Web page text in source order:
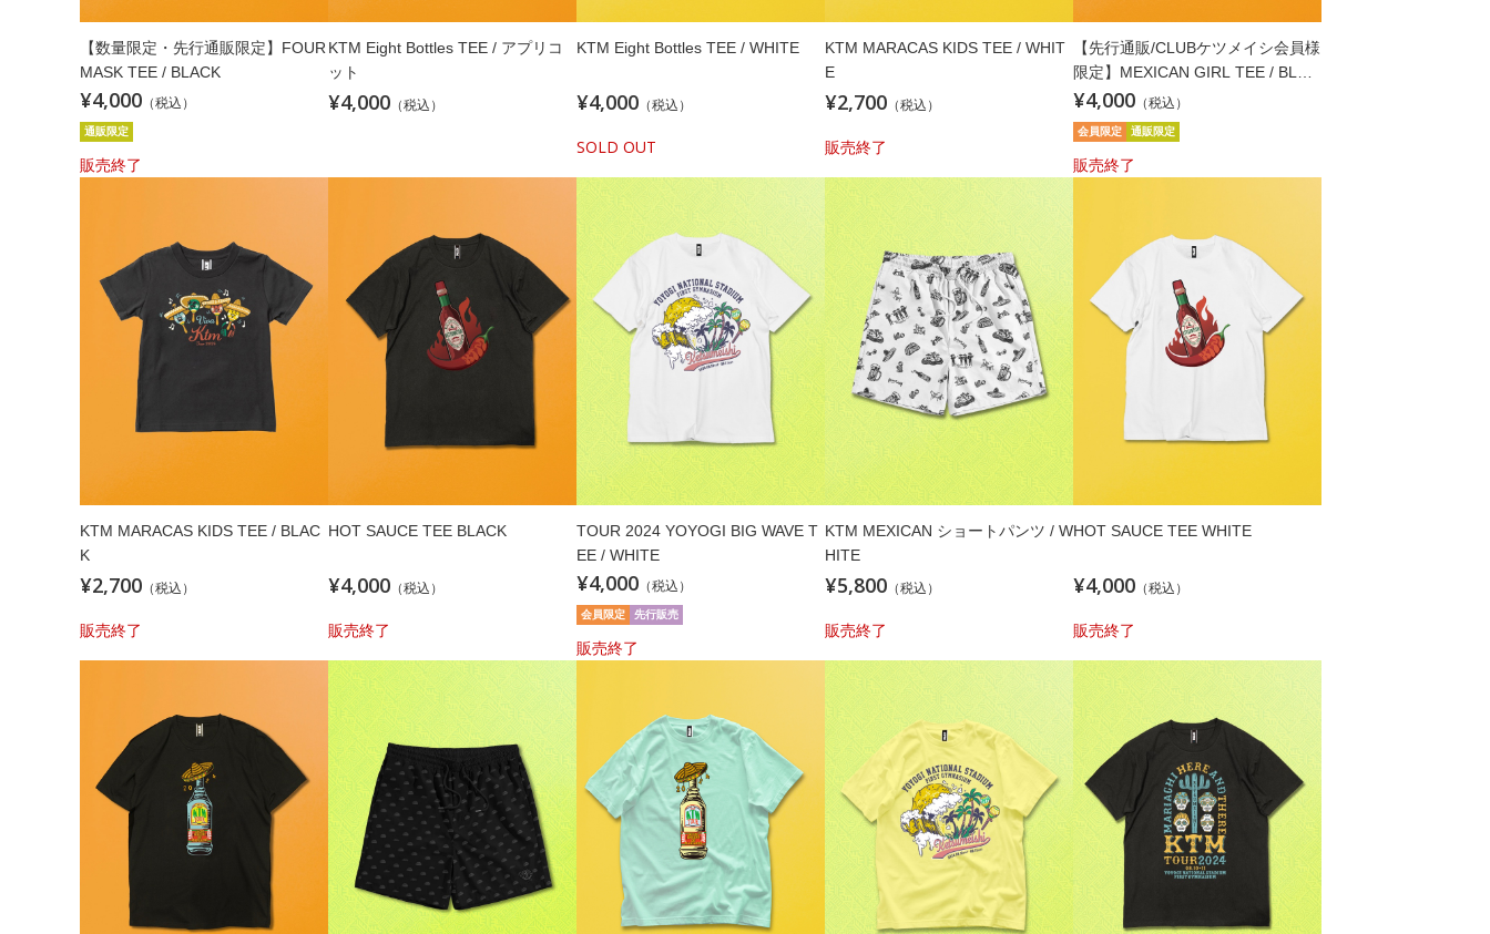
【数量限定・先行通販限定】FOUR
MASK TEE / BLACK
¥4,000 （税込）
通販限定
販売終了
KTM Eight Bottles TEE / アプリコ
ット
¥4,000 （税込）
KTM Eight Bottles TEE / WHITE
¥4,000 （税込）
SOLD OUT
KTM MARACAS KIDS TEE / WHIT
E
¥2,700 （税込）
販売終了
【先行通販/CLUBケツメイシ会員様
限定】MEXICAN GIRL TEE / BLAC
K
¥4,000 （税込）
会員限定 通販限定
販売終了
KTM MARACAS KIDS TEE / BLAC
K
¥2,700 （税込）
販売終了
HOT SAUCE TEE BLACK
¥4,000 （税込）
販売終了
TOUR 2024 YOYOGI BIG WAVE T
EE / WHITE
¥4,000 （税込）
会員限定 先行販売
販売終了
KTM MEXICAN ショートパンツ / W
HITE
¥5,800 （税込）
販売終了
HOT SAUCE TEE WHITE
¥4,000 （税込）
販売終了